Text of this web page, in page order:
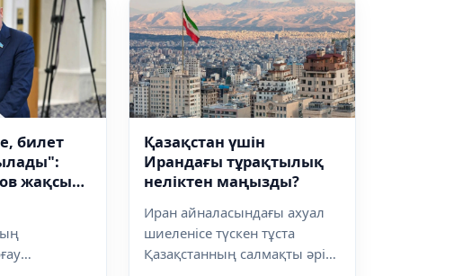
билет
жақсы
Қазақстан үшін
Ирандағы тұрақтылық
неліктен маңызды?
Иран айналасындағы ахуал
шиеленісе түскен тұста
Қазақстанның салмақты әрі